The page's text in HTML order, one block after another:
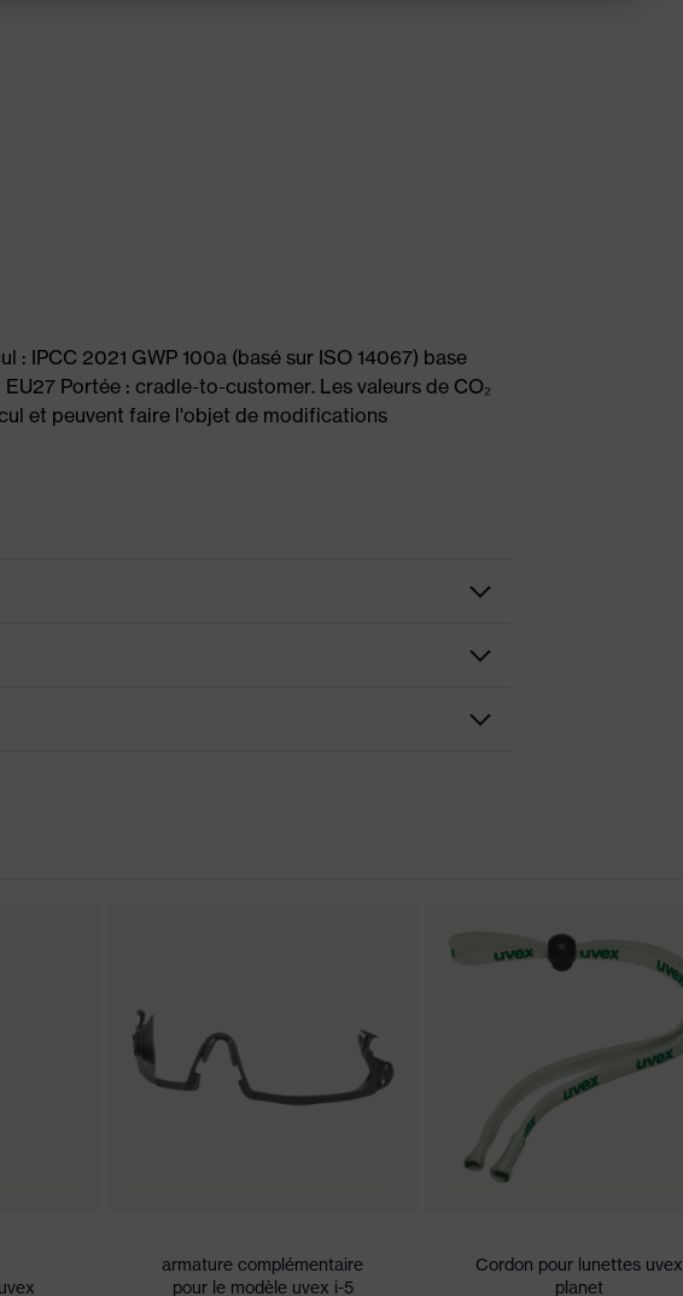
: IPCC 2021 GWP 100a (basé sur ISO 14067) base
Portée : cradle-to-customer. Les valeurs de CO₂
et peuvent faire l'objet de modifications
conformité CE
armature complémentaire
pour le modèle uvex i-5
Cordon pour lunettes uvex
planet